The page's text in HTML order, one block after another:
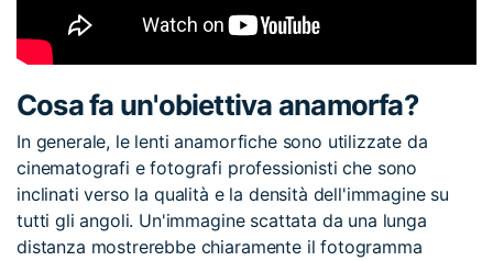
Cosa fa un'obiettiva anamorfa?
In generale, le lenti anamorfiche sono utilizzate da
cinematografi e fotografi professionisti che sono
inclinati verso la qualità e la densità dell'immagine su
tutti gli angoli. Un'immagine scattata da una lunga
distanza mostrerebbe chiaramente il fotogramma